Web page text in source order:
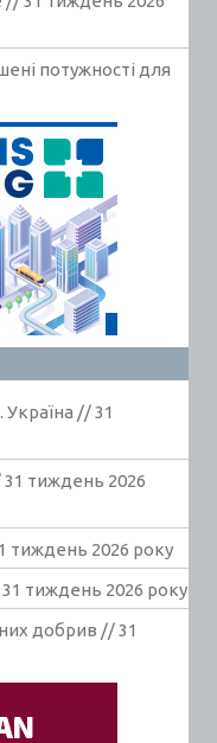
потужності для
Україна // 31
тиждень 2026
тиждень 2026 року
тиждень 2026 року
добрив // 31